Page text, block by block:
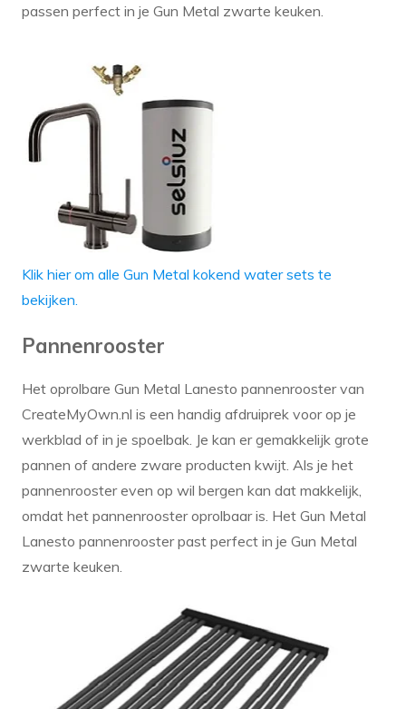
passen perfect in je Gun Metal zwarte keuken.
Klik hier om alle Gun Metal kokend water sets te
bekijken.
Pannenrooster
Het oprolbare Gun Metal Lanesto pannenrooster van
CreateMyOwn.nl is een handig afdruiprek voor op je
werkblad of in je spoelbak. Je kan er gemakkelijk grote
pannen of andere zware producten kwijt. Als je het
pannenrooster even op wil bergen kan dat makkelijk,
omdat het pannenrooster oprolbaar is. Het Gun Metal
Lanesto pannenrooster past perfect in je Gun Metal
zwarte keuken.